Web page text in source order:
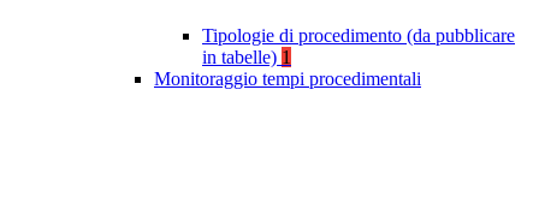
Tipologie di procedimento (da pubblicare
in tabelle) 1
Monitoraggio tempi procedimentali